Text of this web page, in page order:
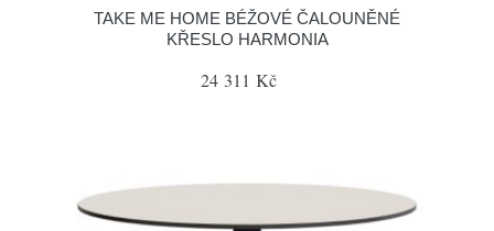
TAKE ME HOME BÉŽOVÉ ČALOUNĚNÉ
KŘESLO HARMONIA
24 311 Kč